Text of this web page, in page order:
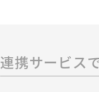
連携サービス